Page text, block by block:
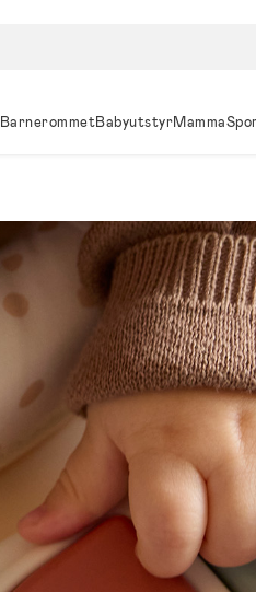
BarnerommetBabyutstyrMamma